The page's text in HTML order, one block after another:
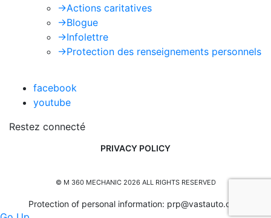
->Actions caritatives
->Blogue
->Infolettre
->Protection des renseignements personnels
facebook
youtube
Restez connecté
PRIVACY POLICY
© M 360 MECHANIC 2026 ALL RIGHTS RESERVED
Protection of personal information: prp@vastauto.com